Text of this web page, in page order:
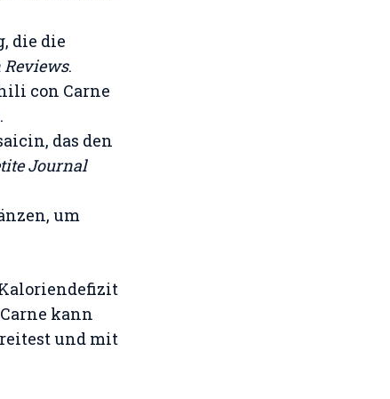
die die
.
con Carne
das den
Journal
um
kann
und mit